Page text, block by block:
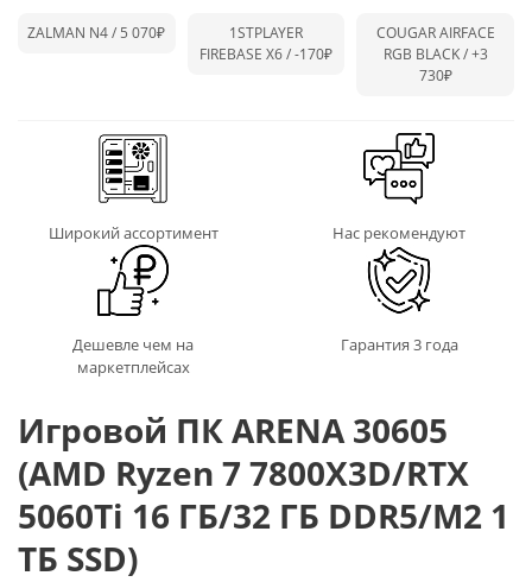
ZALMAN N4 / 5 070₽
1STPLAYER
FIREBASE X6 /-170₽
COUGAR AIRFACE
RGB BLACK /+3
730₽
Широкий ассортимент Нас рекомендуют
Дешевле чем на
маркетплейсах
Гарантия 3 года
Игровой ПК ARENA 30605
(AMD Ryzen 7 7800X3D/RTX
5060Ti 16 ГБ/32 ГБ DDR5/M2 1
ТБ SSD)